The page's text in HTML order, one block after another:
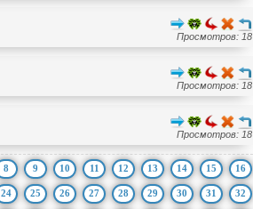
Просмотров: 18
Просмотров: 18
Просмотров: 18
8 9 10 11 12 13 14 15 16
24 25 26 27 28 29 30 31 32